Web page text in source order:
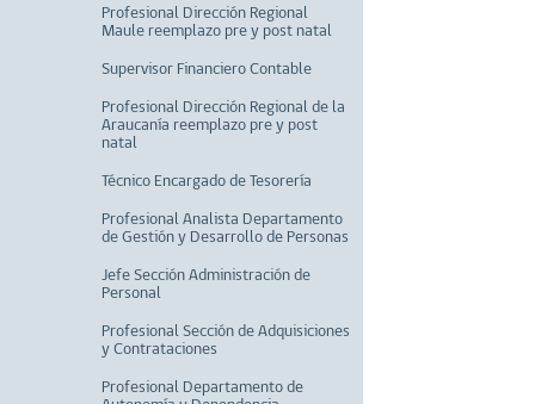
Profesional Dirección Regional
Maule reemplazo pre y post natal
Supervisor Financiero Contable
Profesional Dirección Regional de la
Araucanía reemplazo pre y post
natal
Técnico Encargado de Tesorería
Profesional Analista Departamento
de Gestión y Desarrollo de Personas
Jefe Sección Administración de
Personal
Profesional Sección de Adquisiciones
y Contrataciones
Profesional Departamento de